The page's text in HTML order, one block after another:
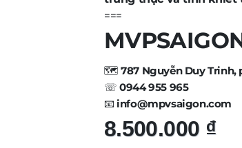
===
🗺️787 Nguyễn Duy Trinh,
☏0944 955 965
📧info@mpvsaigon.com
8.500.000 ₫